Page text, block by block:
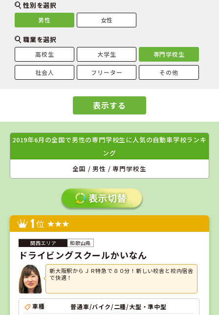
性別を選択
男性 女性
職業を選択
高校生 大学生 専門学校生
社会人 フリーター その他
表示する
2019年6月の全国で男性の専門学校生に人気の自動車学校ランキ
ング
全国 / 男性 / 専門学校生
1位
和歌山県
ドライビングスクールかいなん
新大阪駅からＪＲ特急で８０分！新しい校舎と校内宿舎
で快適！
車種
普通車/バイク/二種/大型・準中型